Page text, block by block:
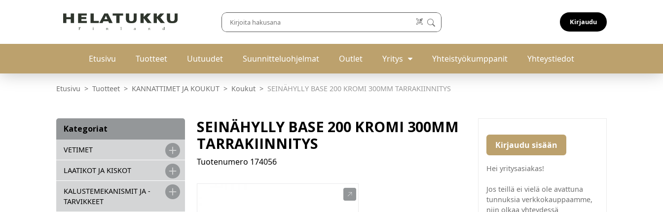
Kirjaudu
Etusivu Tuotteet Uutuudet Suunnitteluohjelmat Outlet Yritys Yhteistyökumppanit Yhteystiedot
Etusivu Tuotteet KANNATTIMET JA KOUKUT Koukut SEINÄHYLLY BASE 200 KROMI 300MM TARRAKIINNITYS
Kategoriat
VETIMET
LAATIKOT JA KISKOT
KALUSTEMEKANISMIT JA -
TARVIKKEET
SEINÄHYLLY BASE 200 KROMI 300MM
TARRAKIINNITYS
Tuotenumero 174056
Kirjaudu sisään
Hei yritysasiakas!
Jos teillä ei vielä ole avattuna
tunnuksia verkkokauppaamme,
niin olkaa yhteydessä